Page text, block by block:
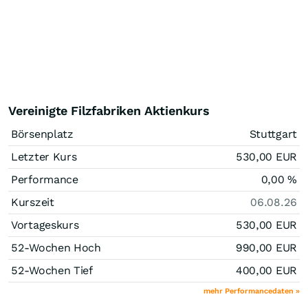
Vereinigte Filzfabriken Aktienkurs
Börsenplatz
Stuttgart
Letzter Kurs
530,00 EUR
Performance
0,00%
Kurszeit
06.08.26
Vortageskurs
530,00 EUR
52-Wochen Hoch
990,00 EUR
52-Wochen Tief
400,00 EUR
mehr Performancedaten »